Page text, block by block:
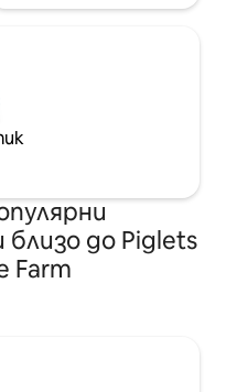
до Piglets
Farm